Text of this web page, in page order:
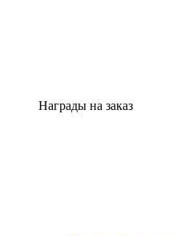
Награды на заказ